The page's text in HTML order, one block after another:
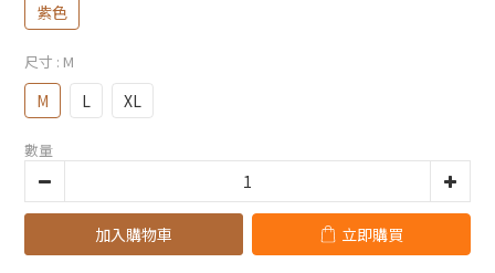
紫色
尺寸 : M
M L XL
數量
加入購物車 立即購買